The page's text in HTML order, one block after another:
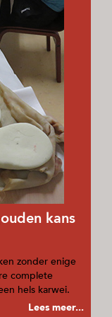
kans
zonder enige
complete
hels karwei.
Lees meer...